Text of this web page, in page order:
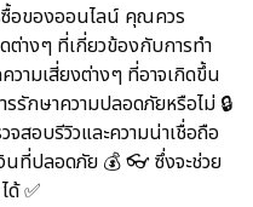
อของออนไลน์ คุณควร
ดต่างๆ ที่เกี่ยวข้องกับการทำ
ามเสี่ยงต่างๆ ที่อาจเกิดขึ้น
รรักษาความปลอดภัยหรือไม่ 🔒
จสอบรีวิวและความน่าเชื่อถือ
งินที่ปลอดภัย 💰👓 ซึ่งจะช่วย
ด้ ✅